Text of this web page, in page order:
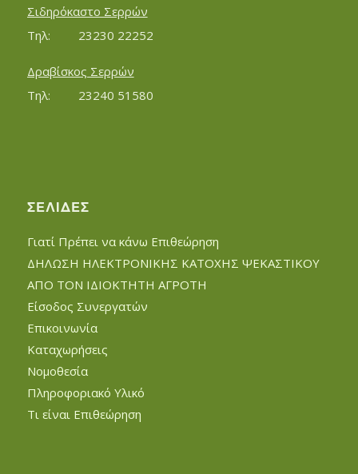
Σιδηρόκαστο Σερρών
Τηλ:		23230 22252
Δραβίσκος Σερρών
Τηλ:		23240 51580
ΣΕΛΊΔΕΣ
Γιατί Πρέπει να κάνω Επιθεώρηση
ΔΗΛΩΣΗ ΗΛΕΚΤΡΟΝΙΚΗΣ ΚΑΤΟΧΗΣ ΨΕΚΑΣΤΙΚΟΥ
ΑΠΟ ΤΟΝ ΙΔΙΟΚΤΗΤΗ ΑΓΡΟΤΗ
Είσοδος Συνεργατών
Επικοινωνία
Καταχωρήσεις
Νομοθεσία
Πληροφοριακό Υλικό
Τι είναι Επιθεώρηση